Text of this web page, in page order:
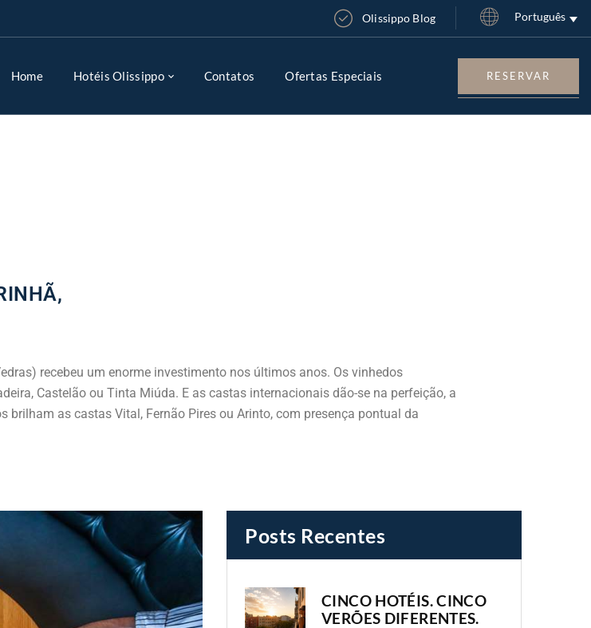
Olissippo Blog Português
Home Hotéis Olissippo Contatos Ofertas Especiais RESERVAR
recebeu um enorme investimento nos últimos anos. Os vinhedos
Castelão ou Tinta Miúda. E as castas internacionais dão-se na perfeição, a
as castas Vital, Fernão Pires ou Arinto, com presença pontual da
Posts Recentes
CINCO HOTÉIS. CINCO
VERÕES DIFERENTES.